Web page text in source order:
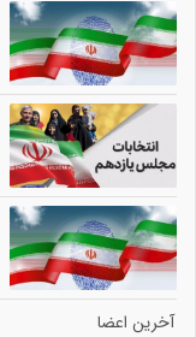
آخرین اعضا